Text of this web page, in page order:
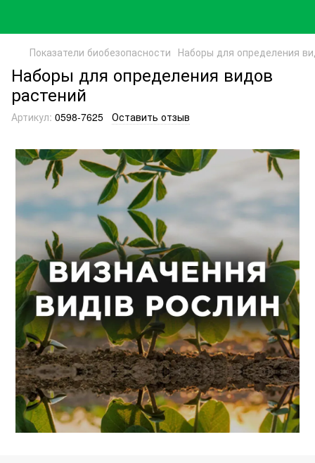
Показатели биобезопасности Наборы для определения
Наборы для определения видов
растений
Артикул: 0598-7625 Оставить отзыв